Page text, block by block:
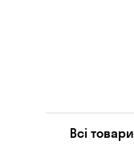
Всі товари